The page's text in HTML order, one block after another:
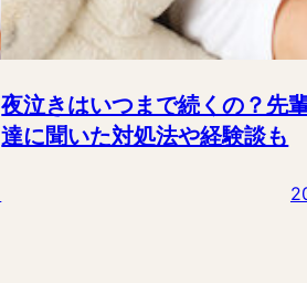
夜泣きはいつまで続くの？先
達に聞いた対処法や経験談も